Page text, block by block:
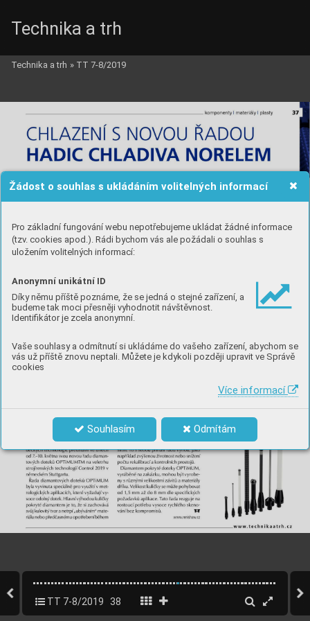
Žádost o souhlas s ukládáním volitelných informací
Pro základní fungování webu nepotřebujeme ukládat žádné informace
(tzv. cookies apod.). Rádi bychom vás ale požádali o souhlas s
uložením volitelných informací:
Anonymní unikátní ID
Díky němu příště poznáme, že se jedná o stejné zařízení, a
budeme tak moci přesněji vyhodnotit návštěvnost.
Identifikátor je zcela anonymní.
Vaše souhlasy a odmítnutí si ukládáme do vašeho zařízení, abychom se
vás už příště znovu neptali. Můžete je kdykoli později upravit ve Správě
cookies
Více informací
Souhlasím Odmítám
Technika a trh
Technika a trh » TT 7-8/2019
TT 7-8/2019 38